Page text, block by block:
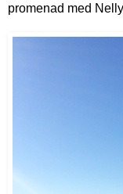
promenad med